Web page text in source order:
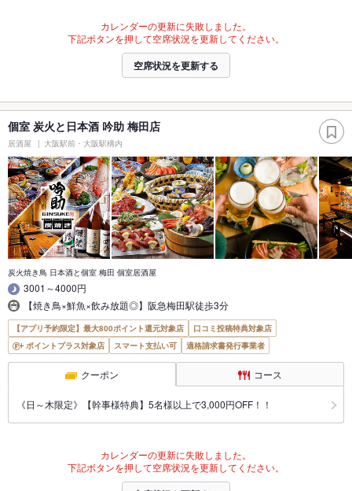
カレンダーの更新に失敗しました。
下記ボタンを押して空席状況を更新してください。
空席状況を更新する
個室 炭火と日本酒 吟助 梅田店
居酒屋 大阪駅前・大阪駅構内
炭火焼き鳥 日本酒と個室 梅田 個室居酒屋
3001～4000円
【焼き鳥×鮮魚×飲み放題◎】阪急梅田駅徒歩3分
【アプリ予約限定】最大800ポイント還元対象店
口コミ投稿特典対象店
ポイントプラス対象店
スマート支払い可 適格請求書発行事業者
クーポン コース
《日～木限定》【幹事様特典】5名様以上で3,000円OFF！！
カレンダーの更新に失敗しました。
下記ボタンを押して空席状況を更新してください。